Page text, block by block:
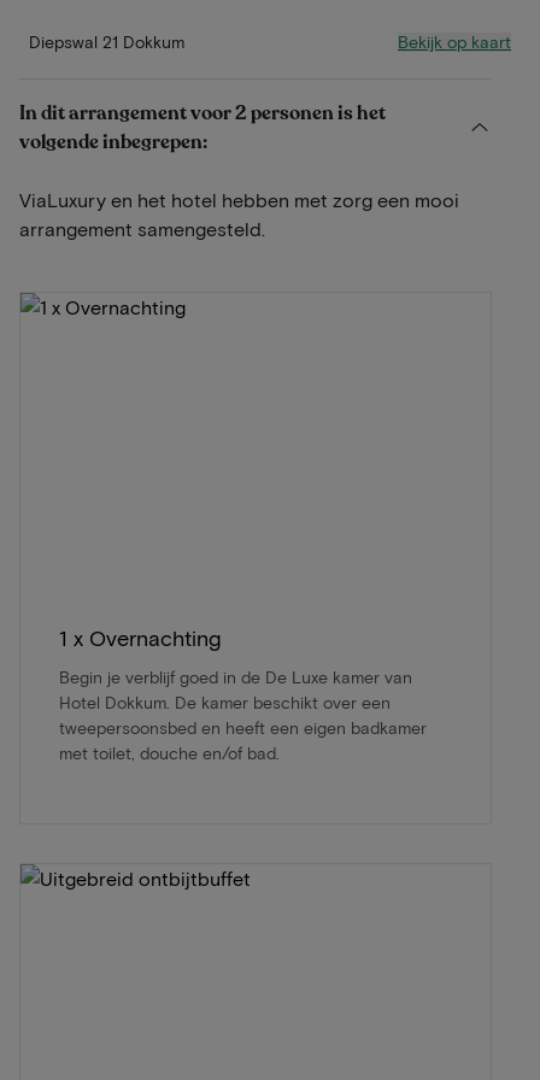
Diepswal 21 Dokkum Bekijk op kaart
In dit arrangement voor 2 personen is het
volgende inbegrepen:
ViaLuxury en het hotel hebben met zorg een mooi
arrangement samengesteld.
1 x Overnachting
Begin je verblijf goed in de De Luxe kamer van
Hotel Dokkum. De kamer beschikt over een
tweepersoonsbed en heeft een eigen badkamer
met toilet, douche en/of bad.